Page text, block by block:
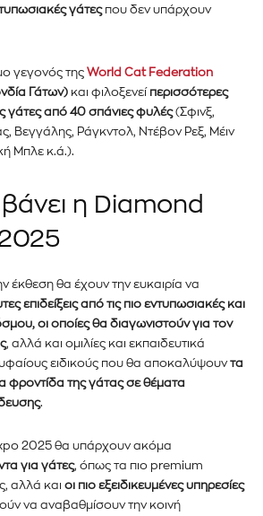
στο Newsletter του
και
πρώτοι για τα νέα
τις εξελίξεις της
εισάγετε τη διεύθυνση email σας
κλικ στο κουμπί εγγραφής
σεβόμαστε την ιδιωτικότητά σας
ασφαλείς μαζί μας.
γάτεςπου δεν υπάρχουν
γεγονός της World Cat Federation
Γάτων) και φιλοξενεί περισσότερες
γάτες από 40 σπάνιες φυλές(Σφινξ,
Βεγγάλης, Ράγκντολ, Ντέβον Ρεξ, Μέιν
Μπλε κ.ά.).
η Diamond
έκθεση θα έχουν την ευκαιρία να
επιδείξεις από τις πιο εντυπωσιακές και
οι οποίες θα διαγωνιστούν για τον
, αλλά και ομιλίες και εκπαιδευτικά
ειδικούς που θα αποκαλύψουντα
φροντίδα της γάτας σε θέματα
.
2025 θα υπάρχουν ακόμα
για γάτες, όπως τα πιο premium
αλλά και οι πιο εξειδικευμένες υπηρεσίες
να αναβαθμίσουν την κοινή